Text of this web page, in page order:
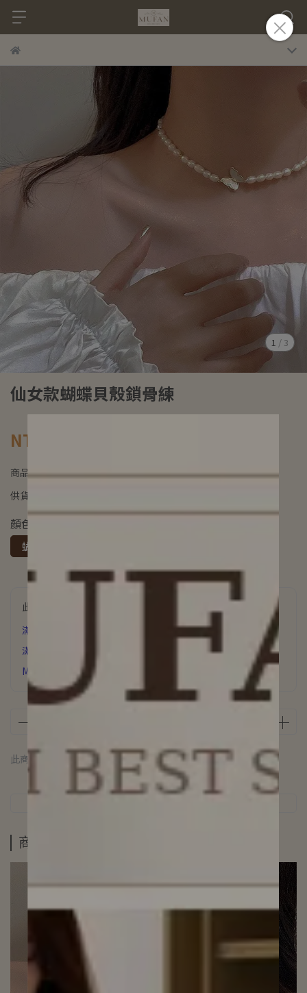
1 / 3
仙女款蝴蝶貝殼鎖骨練
NT$780
商品編號:
供貨狀況:
顏色
蝴蝶珍珠
此商品參與的優惠活動
滿6000元 贈 氣質飾品
滿3500元贈 星辰誓約項鍊
MUFAN浪漫花園香氛片下單即贈
此商品 「 最高 」可以折抵紅利10000 點 (約等於 NT$10,000
商品介紹